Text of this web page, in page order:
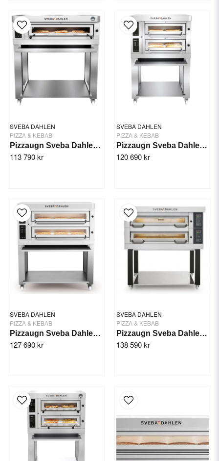
SVEBA DAHLEN
PIZZA & KEBAB
Pizzaugn Sveba Dahlen P601 High Temp 500 grader
113 790 kr
SVEBA DAHLEN
PIZZA & KEBAB
Pizzaugn Sveba Dahlen P-402, 2-däck
120 690 kr
SVEBA DAHLEN
PIZZA & KEBAB
Pizzaugn Sveba Dahlen P602-2 däck
127 690 kr
SVEBA DAHLEN
PIZZA & KEBAB
Pizzaugn Sveba Dahlen DC-21P, 2-däck
138 590 kr